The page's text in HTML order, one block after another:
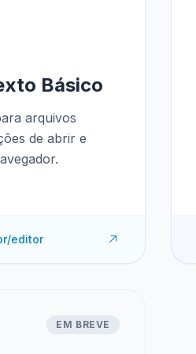
Básico
arquivos
de abrir e
editor
EM BREVE